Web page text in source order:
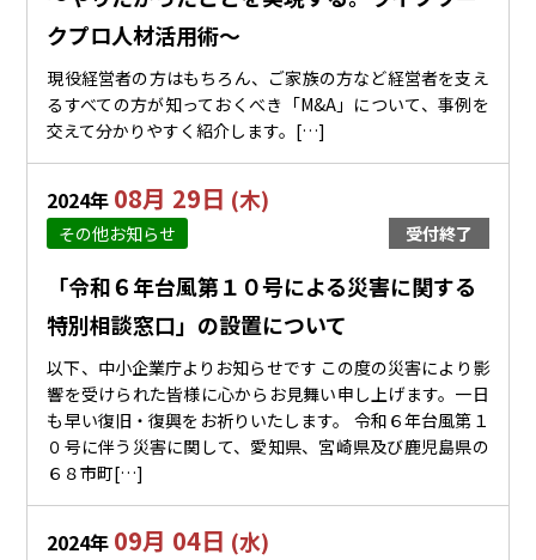
クプロ人材活用術～
現役経営者の方はもちろん、ご家族の方など経営者を支え
るすべての方が知っておくべき「M&A」について、事例を
交えて分かりやすく紹介します。[…]
2024年 08月 29日 (木)
その他お知らせ 受付終了
「令和６年台風第１０号による災害に関する
特別相談窓口」の設置について
以下、中小企業庁よりお知らせです この度の災害により影
響を受けられた皆様に心からお見舞い申し上げます。一日
も早い復旧・復興をお祈りいたします。 令和６年台風第１
０号に伴う災害に関して、愛知県、宮崎県及び鹿児島県の
６８市町[…]
2024年 09月 04日 (水)